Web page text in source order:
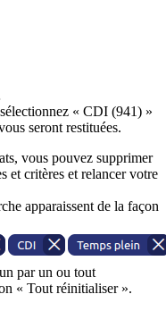
« CDI (941) »
seront restituées.
vous pouvez supprimer
et critères et relancer votre
apparaissent de la façon
par un ou tout
« Tout réinitialiser ».